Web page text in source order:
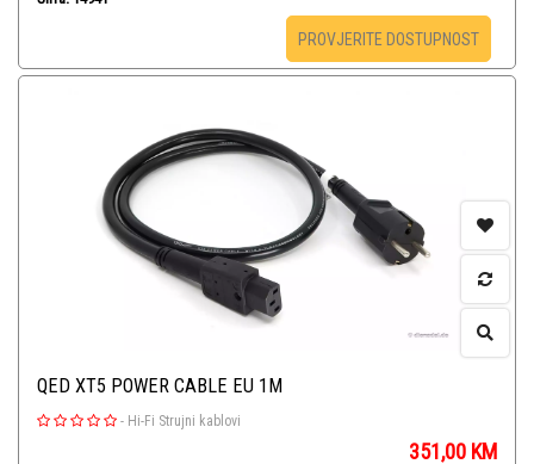
PROVJERITE DOSTUPNOST
QED XT5 POWER CABLE EU 1M
- Hi-Fi Strujni kablovi
351,00 KM